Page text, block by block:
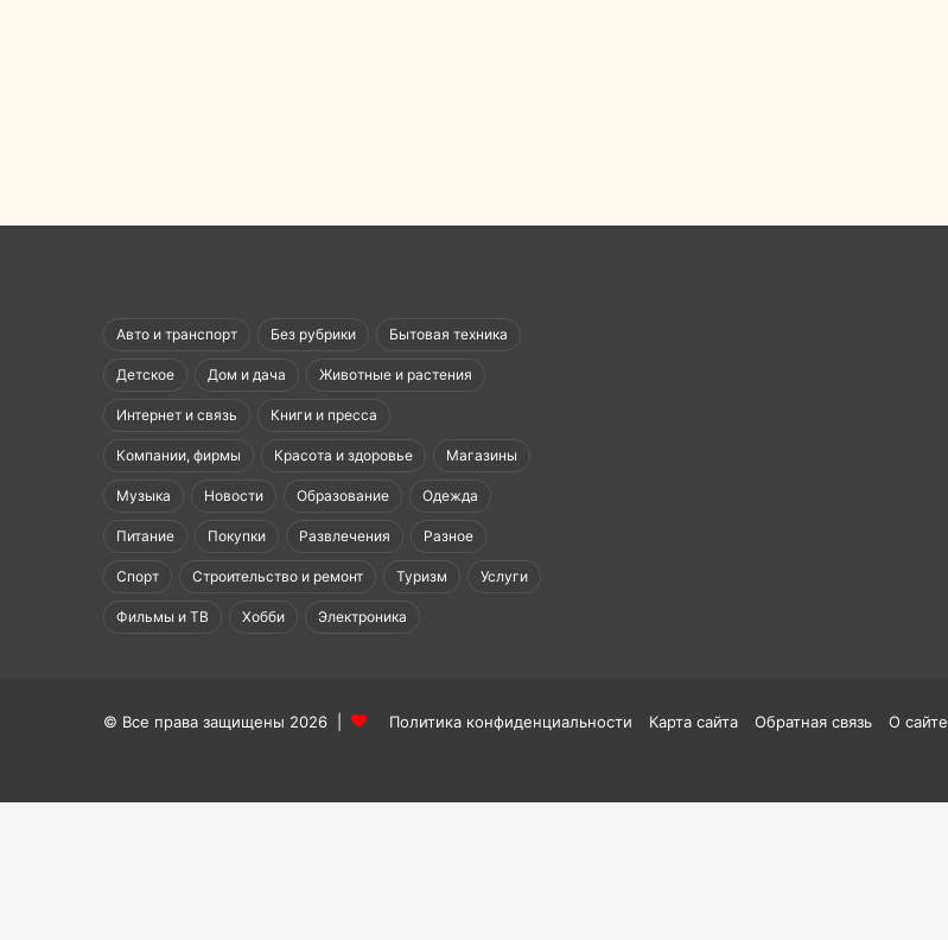
Авто и транспорт Без рубрики Бытовая техника
Детское Дом и дача Животные и растения
Интернет и связь Книги и пресса
Компании, фирмы Красота и здоровье Магазины
Музыка Новости Образование Одежда
Питание Покупки Развлечения Разное
Спорт Строительство и ремонт Туризм Услуги
Фильмы и ТВ Хобби Электроника
© Все права защищены 2026 | Политика конфиденциальности Карта сайта Обратная связь О сайте